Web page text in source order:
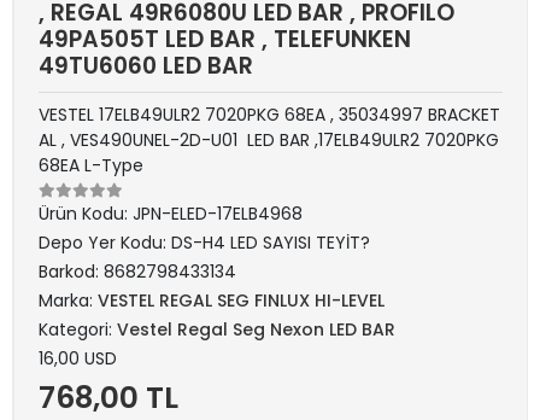
, REGAL 49R6080U LED BAR , PROFILO
49PA505T LED BAR , TELEFUNKEN
49TU6060 LED BAR
VESTEL 17ELB49ULR2 7020PKG 68EA , 35034997 BRACKET
AL , VES490UNEL-2D-U01 LED BAR ,17ELB49ULR2 7020PKG
68EA L-Type
Ürün Kodu: JPN-ELED-17ELB4968
Depo Yer Kodu: DS-H4 LED SAYISI TEYİT?
Barkod: 8682798433134
Marka: VESTEL REGAL SEG FINLUX HI-LEVEL
Kategori: Vestel Regal Seg Nexon LED BAR
16,00 USD
768,00 TL